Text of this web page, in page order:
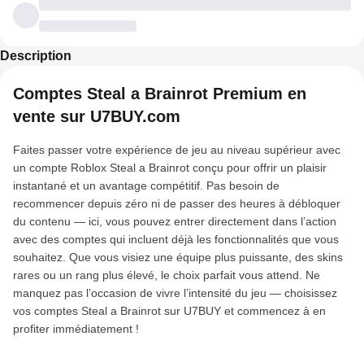
Description
Comptes Steal a Brainrot Premium en
vente sur U7BUY.com
Faites passer votre expérience de jeu au niveau supérieur avec
un compte Roblox Steal a Brainrot conçu pour offrir un plaisir
instantané et un avantage compétitif. Pas besoin de
recommencer depuis zéro ni de passer des heures à débloquer
du contenu — ici, vous pouvez entrer directement dans l’action
avec des comptes qui incluent déjà les fonctionnalités que vous
souhaitez. Que vous visiez une équipe plus puissante, des skins
rares ou un rang plus élevé, le choix parfait vous attend. Ne
manquez pas l’occasion de vivre l’intensité du jeu — choisissez
vos comptes Steal a Brainrot sur U7BUY et commencez à en
profiter immédiatement !